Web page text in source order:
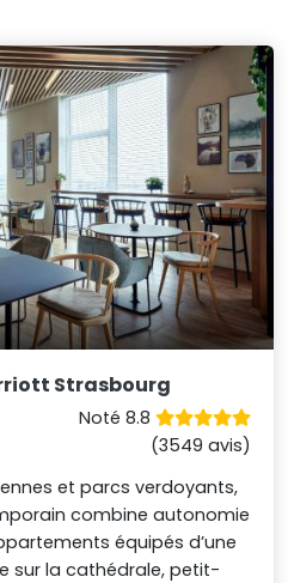
Strasbourg
Noté 8.8
(3549 avis)
et parcs verdoyants,
combine autonomie
équipés d’une
sur la cathédrale, petit-